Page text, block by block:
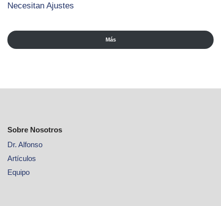
Necesitan Ajustes
Más
Sobre Nosotros
Dr. Alfonso
Artículos
Equipo